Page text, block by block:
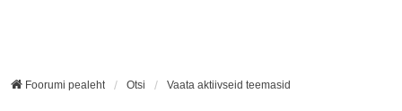
Foorumi pealeht Otsi Vaata aktiivseid teemasid